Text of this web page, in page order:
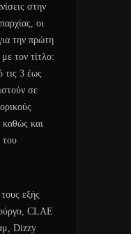
στην
οι
την πρώτη
τον τίτλο:
3 έως
σε
και
του
εξής
CLAE
Dizzy